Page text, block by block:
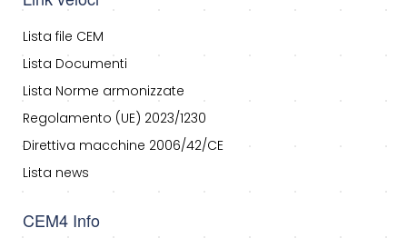
Lista file CEM
Lista Documenti
Lista Norme armonizzate
Regolamento (UE) 2023/1230
Direttiva macchine 2006/42/CE
Lista news
CEM4 Info